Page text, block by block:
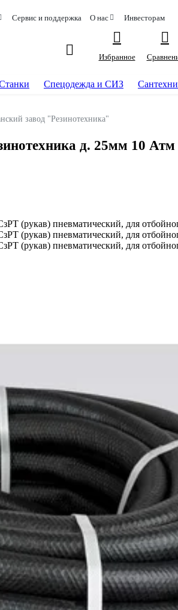
Сервис и поддержка О нас Инвесторам
Избранное
Спецодежда и СИЗ
завод "Резинотехника"
д. 25мм 10 Атм